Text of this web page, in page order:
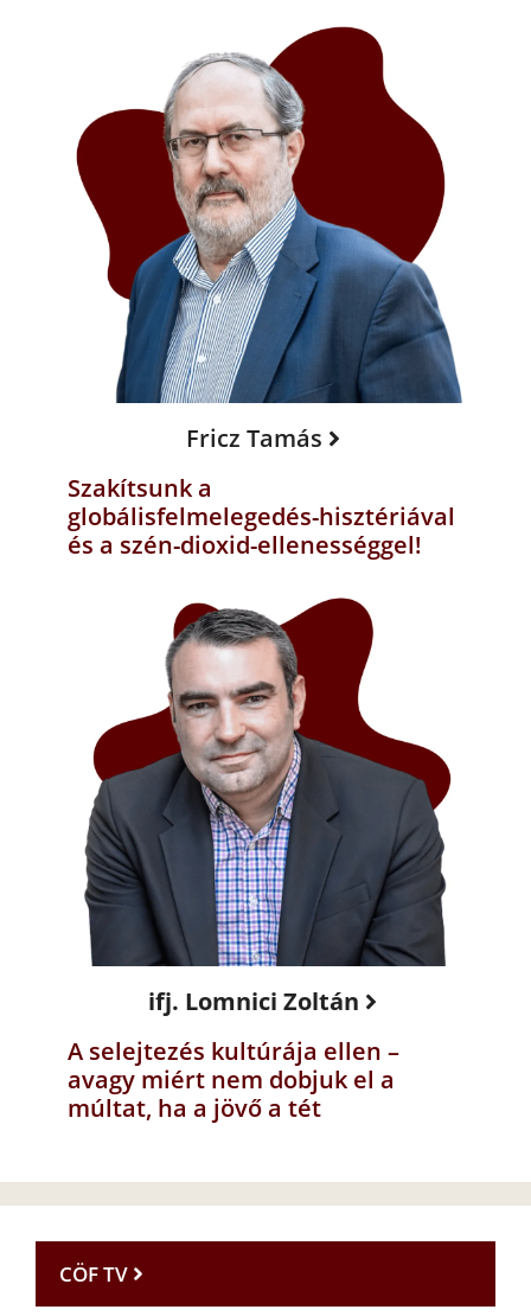
Fricz Tamás
Szakítsunk a
globálisfelmelegedés-hisztériával
és a szén-dioxid-ellenességgel!
ifj. Lomnici Zoltán
A selejtezés kultúrája ellen –
avagy miért nem dobjuk el a
múltat, ha a jövő a tét
CÖF TV